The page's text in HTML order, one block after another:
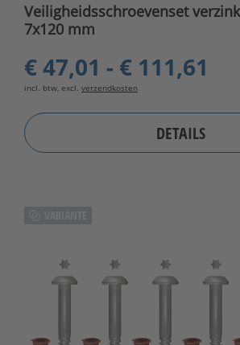
Veiligheidsschroevenset
7x120 mm
€ 47,01 - € 111,61
incl. btw, excl. verzendkosten
DETAILS